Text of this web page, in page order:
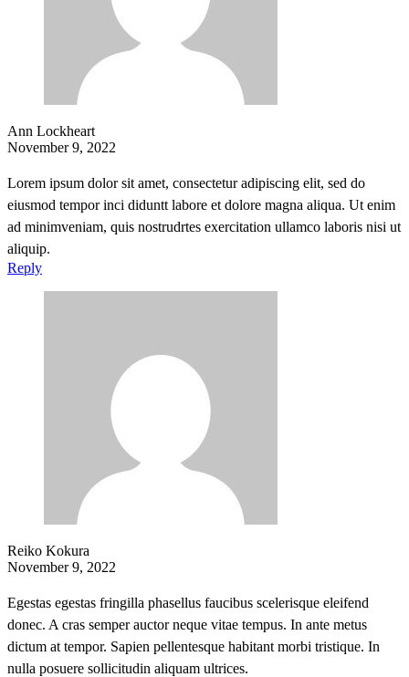
Ann Lockheart
November 9, 2022
Lorem ipsum dolor sit amet, consectetur adipiscing elit, sed do
eiusmod tempor inci diduntt labore et dolore magna aliqua. Ut enim
ad minimveniam, quis nostrudrtes exercitation ullamco laboris nisi ut
aliquip.
Reply
Reiko Kokura
November 9, 2022
Egestas egestas fringilla phasellus faucibus scelerisque eleifend
donec. A cras semper auctor neque vitae tempus. In ante metus
dictum at tempor. Sapien pellentesque habitant morbi tristique. In
nulla posuere sollicitudin aliquam ultrices.